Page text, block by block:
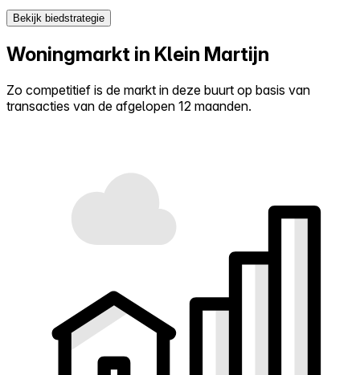
Bekijk biedstrategie
Woningmarkt in Klein Martijn
Zo competitief is de markt in deze buurt op basis van
transacties van de afgelopen 12 maanden.